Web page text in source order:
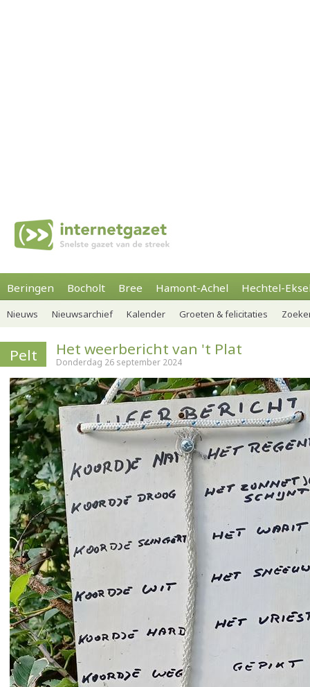
Beringen Bocholt Bree Hamont-Achel Hechtel-
Nieuws Nieuwsarchief Kalender Groeten & felicitaties
Pelt Het weerbericht van 't Plat
Donderdag 26 september 2024